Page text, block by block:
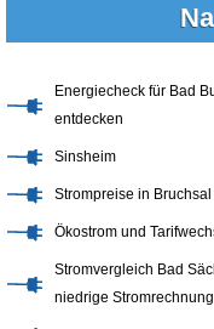
Energiecheck für Bad
entdecken
Sinsheim
Strompreise in
Ökostrom und
Stromvergleich Bad
niedrige